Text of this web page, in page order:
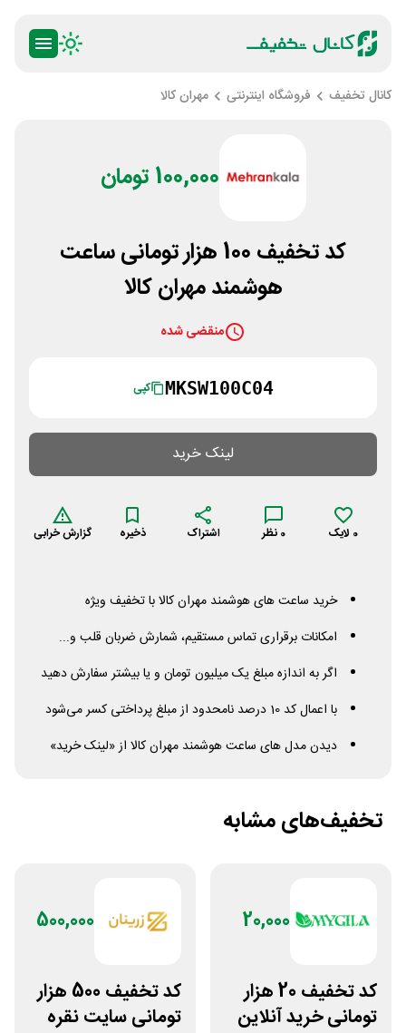
کانال تخفیف فروشگاه اینترنتی مهران کالا
100,000 تومان
کد تخفیف 100 هزار تومانی ساعت
هوشمند مهران کالا
منقضی شده
MKSW100C04 کپی
لینک خرید
0 لایک 0 نظر اشتراک ذخیره گزارش خرابی
خرید ساعت های هوشمند مهران کالا با تخفیف ویژه
امکانات برقراری تماس مستقیم، شمارش ضربان قلب و...
اگر به اندازه مبلغ یک میلیون تومان و یا بیشتر سفارش دهید
با اعمال کد 10 درصد نامحدود از مبلغ پرداختی کسر می‌شود
دیدن مدل های ساعت هوشمند مهران کالا از «لینک خرید»
تخفیف‌های مشابه
20,000
کد تخفیف 20 هزار
تومانی خرید آنلاین
500,000
کد تخفیف 500 هزار
تومانی سایت نقره